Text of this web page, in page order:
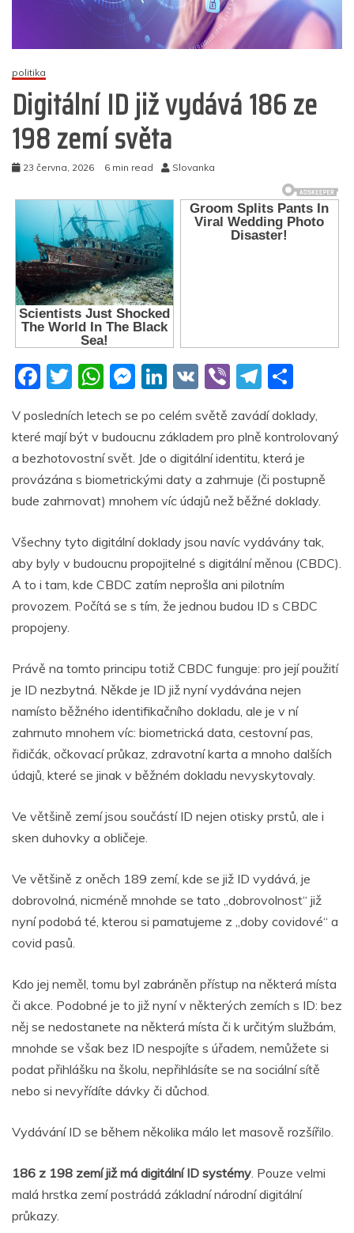
politika
Digitální ID již vydává 186 ze
198 zemí světa
23 června, 2026 6 min read Slovanka
F
c
e
b
o
k
T
itt
er
W
at
s
A
p
M
ss
e
n
g
Li
k
e
dI
n
V
K
Vi
er
T
e
gr
a
m
ar
e
V posledních letech se po celém světě zavádí doklady,
které mají být v budoucnu základem pro plně kontrolovaný
a bezhotovostní svět. Jde o digitální identitu, která je
provázána s biometrickými daty a zahrnuje (či postupně
bude zahrnovat) mnohem víc údajů než běžné doklady.
Všechny tyto digitální doklady jsou navíc vydávány tak,
aby byly v budoucnu propojitelné s digitální měnou (CBDC).
A to i tam, kde CBDC zatím neprošla ani pilotním
provozem. Počítá se s tím, že jednou budou ID s CBDC
propojeny.
Právě na tomto principu totiž CBDC funguje: pro její použití
je ID nezbytná. Někde je ID již nyní vydávána nejen
namísto běžného identifikačního dokladu, ale je v ní
zahrnuto mnohem víc: biometrická data, cestovní pas,
řidičák, očkovací průkaz, zdravotní karta a mnoho dalších
údajů, které se jinak v běžném dokladu nevyskytovaly.
Ve většině zemí jsou součástí ID nejen otisky prstů, ale i
sken duhovky a obličeje.
Ve většině z oněch 189 zemí, kde se již ID vydává, je
dobrovolná, nicméně mnohde se tato „dobrovolnost“ již
nyní podobá té, kterou si pamatujeme z „doby covidové“ a
covid pasů.
Kdo jej neměl, tomu byl zabráněn přístup na některá místa
či akce. Podobné je to již nyní v některých zemích s ID: bez
něj se nedostanete na některá místa či k určitým službám,
mnohde se však bez ID nespojíte s úřadem, nemůžete si
podat přihlášku na školu, nepřihlásíte se na sociální sítě
nebo si nevyřídíte dávky či důchod.
Vydávání ID se během několika málo let masově rozšířilo.
186 z 198 zemí již má digitální ID systémy . Pouze velmi
malá hrstka zemí postrádá základní národní digitální
průkazy.